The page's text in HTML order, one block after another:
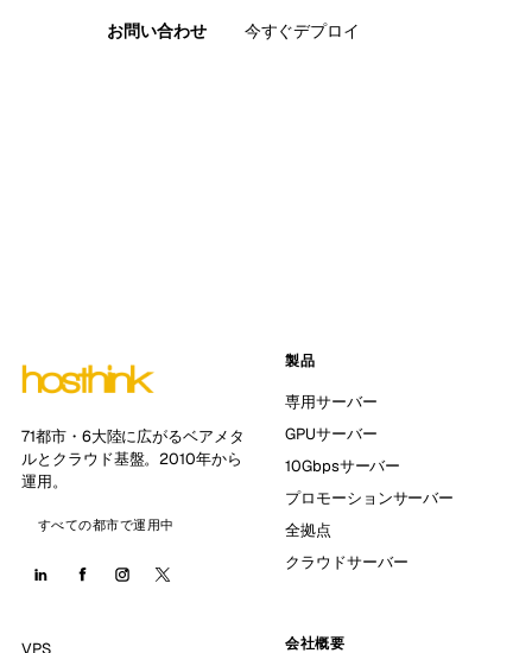
お問い合わせ 今すぐデプロイ
71都市・6大陸に広がるベアメタ
ルとクラウド基盤。2010年から
運用。
すべての都市で運用中
製品
専用サーバー
GPUサーバー
10Gbpsサーバー
プロモーションサーバー
全拠点
クラウドサーバー
VPS
会社概要